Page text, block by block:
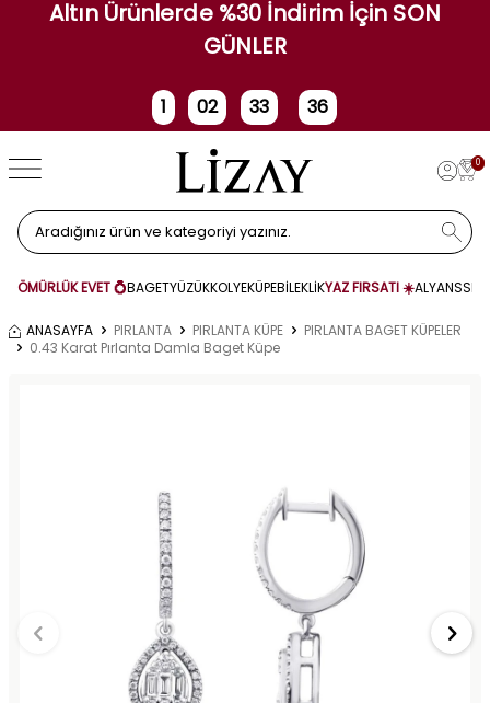
Altın Ürünlerde %30 İndirim İçin SON
GÜNLER
1
Gün
02
Saat
33 36
0
ÖMÜRLÜK EVET 💍BAGETYÜZÜKKOLYEKÜPEBİLEKLİKYAZ FIRSATI ☀️ALYANS
ANASAYFA PIRLANTA PIRLANTA KÜPE
PIRLANTA BAGET KÜPELER
0.43 Karat Pırlanta Damla Baget Küpe